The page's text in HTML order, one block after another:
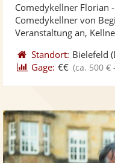
Comedykellner Florian
Comedykellner von
Veranstaltung an,
Standort: Bielefeld
Gage: €€ (ca. 500